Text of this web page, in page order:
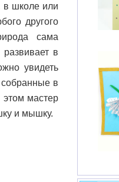
в школе или
другого
сама
в
увидеть
собранные в
мастер
и мышку.